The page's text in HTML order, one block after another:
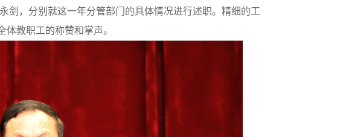
剑，分别就这一年分管部门的具体情况进行述职。精细的工
教职工的称赞和掌声。